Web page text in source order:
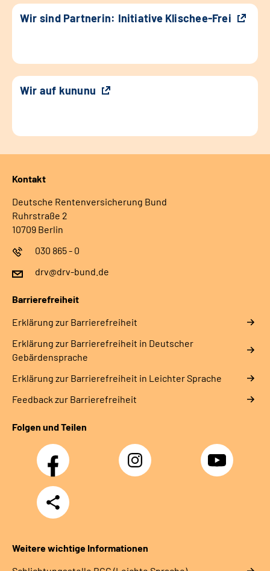
Wir sind Partnerin: Initiative Klischee-Frei
Wir auf kununu
Kontakt
Deutsche Rentenversicherung Bund
Ruhrstraße 2
10709 Berlin
030 865 - 0
drv@drv-bund.de
Barrierefreiheit
Erklärung zur Barrierefreiheit
Erklärung zur Barrierefreiheit in Deutscher
Gebärdensprache
Erklärung zur Barrierefreiheit in Leichter Sprache
Feedback zur Barrierefreiheit
Folgen und Teilen
Facebook Instagram YouTube
Teilen
Weitere wichtige Informationen